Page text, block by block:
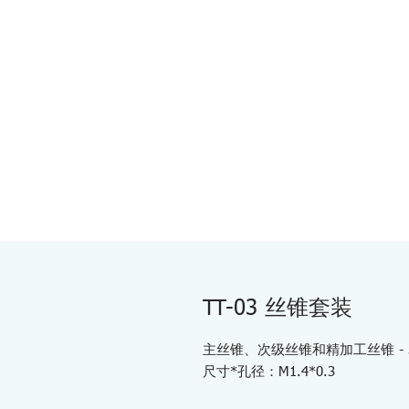
TT-03 丝锥套装
主丝锥、次级丝锥和精加工丝锥 -
尺寸*孔径：M1.4*0.3